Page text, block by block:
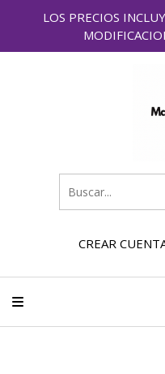
LOS PRECIOS
CREAR